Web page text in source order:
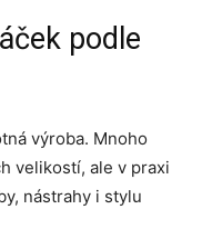
podle
výroba. Mnoho
velikostí, ale v praxi
nástrahy i stylu